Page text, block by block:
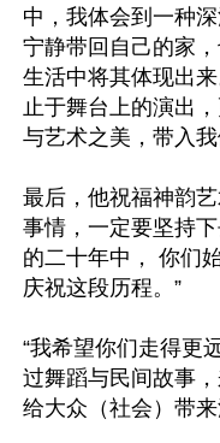
中，我体会到一种
宁静带回自己的家
生活中将其体现出
止于舞台上的演出
与艺术之美，带入
最后，他祝福神韵
事情，一定要坚持
的二十年中， 你们
庆祝这段历程。”
“我希望你们走得更
过舞蹈与民间故事
给大众（社会）带来